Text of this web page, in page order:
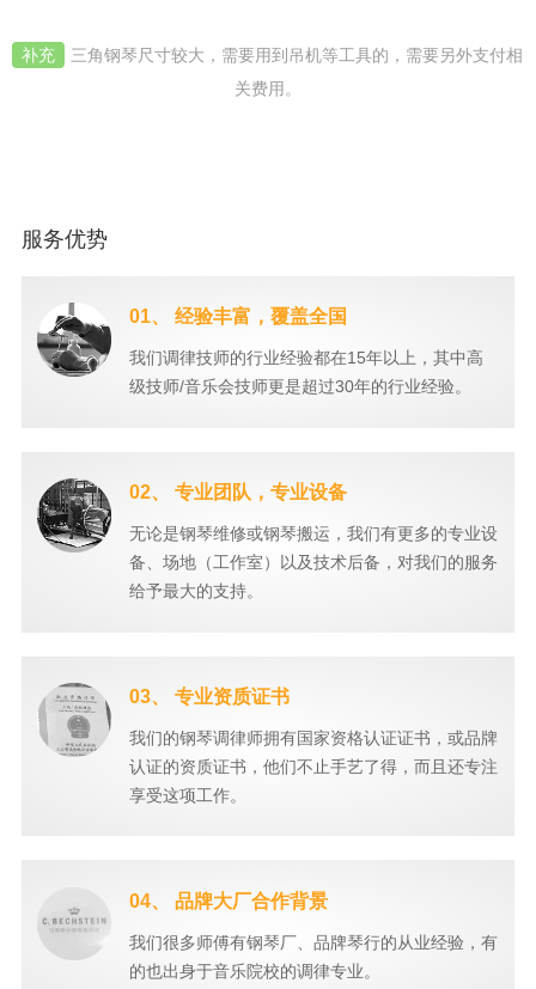
补充
三角钢琴尺寸较大，需要用到吊机等工具的，需要另外支付相
关费用。
服务优势
01、 经验丰富，覆盖全国
我们调律技师的行业经验都在15年以上，其中高
级技师/音乐会技师更是超过30年的行业经验。
02、 专业团队，专业设备
无论是钢琴维修或钢琴搬运，我们有更多的专业设
备、场地（工作室）以及技术后备，对我们的服务
给予最大的支持。
03、 专业资质证书
我们的钢琴调律师拥有国家资格认证证书，或品牌
认证的资质证书，他们不止手艺了得，而且还专注
享受这项工作。
04、 品牌大厂合作背景
我们很多师傅有钢琴厂、品牌琴行的从业经验，有
的也出身于音乐院校的调律专业。